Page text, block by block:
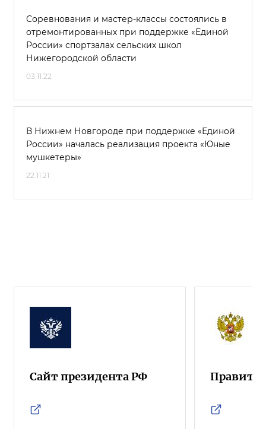
Соревнования и мастер-классы состоялись в
отремонтированных при поддержке «Единой
России» спортзалах сельских школ
Нижегородской области
03.11.22
В Нижнем Новгороде при поддержке «Единой
России» началась реализация проекта «Юные
мушкетеры»
22.11.21
Сайт президента РФ